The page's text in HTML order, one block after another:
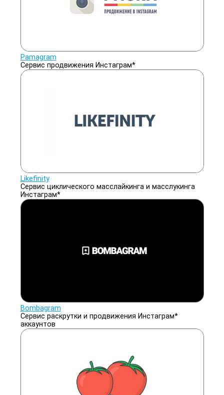
Pamagram
Cервис продвижения Инстаграм*
Likefinity
Сервис циклического масслайкинга и масслукинга
Инстаграм*
Bombagram
Сервис раскрутки и продвижения Инстаграм*
аккаунтов